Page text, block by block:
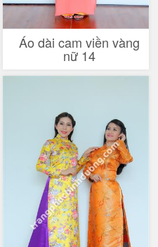
Áo dài cam viền vàng
nữ 14